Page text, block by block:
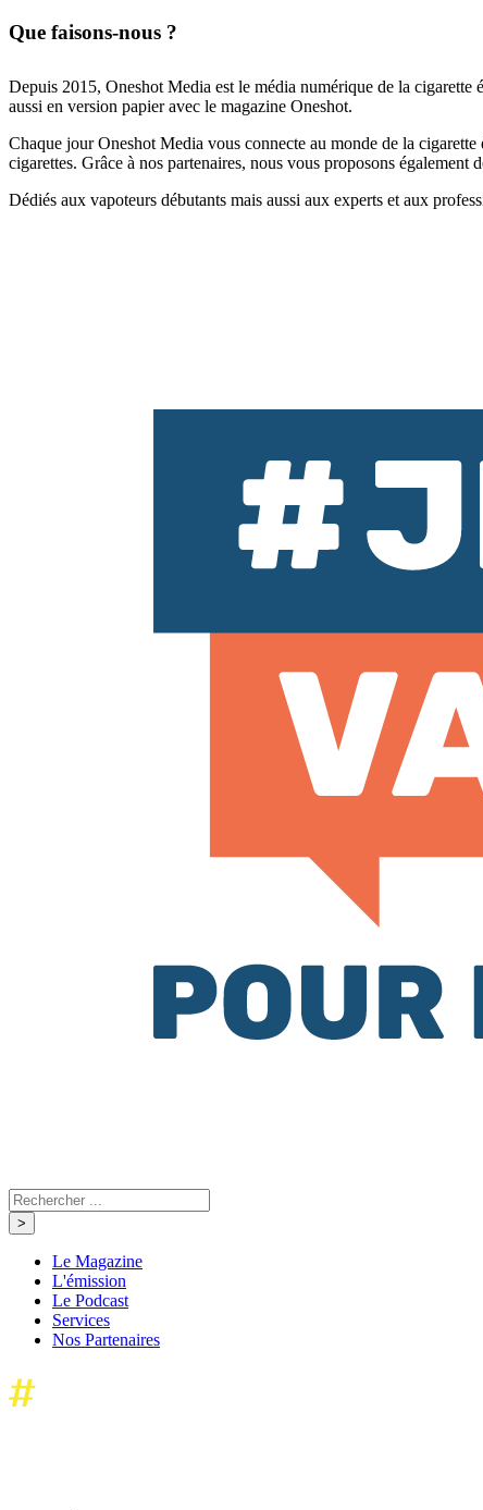
Que faisons-nous ?
Depuis 2015, Oneshot Media est le média numérique de la
aussi en version papier avec le magazine Oneshot.
Chaque jour Oneshot Media vous connecte au monde de la
cigarettes. Grâce à nos partenaires, nous vous proposons également
Dédiés aux vapoteurs débutants mais aussi aux experts et aux
Le Magazine
L'émission
Le Podcast
Services
Nos Partenaires